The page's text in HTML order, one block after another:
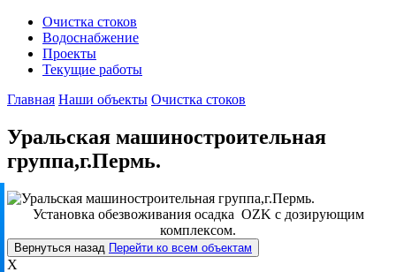
Очистка стоков
Водоснабжение
Проекты
Текущие работы
Главная Наши объекты Очистка стоков
Уральская машиностроительная
группа,г.Пермь.
Установка обезвоживания осадка OZK с дозирующим
комплексом.
Вернуться назад Перейти ко всем объектам
X